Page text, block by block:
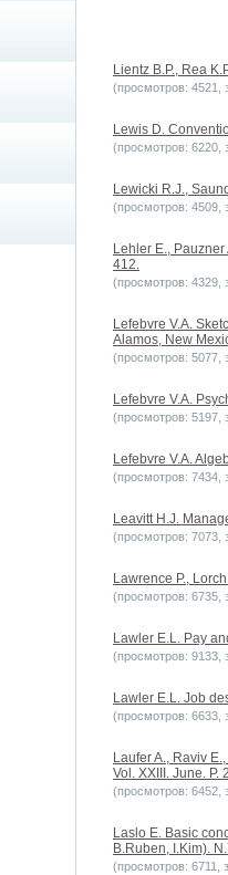
Lientz B.P., Rea
(просмотров: 4521,
Lewis D.
(просмотров: 6220,
Lewicki R.J.,
(просмотров: 4509,
Lehler E.,
412.
(просмотров: 4329,
Lefebvre V.A.
Alamos, New
(просмотров: 5077,
Lefebvre V.A.
(просмотров: 5197,
Lefebvre V.A.
(просмотров: 7434,
Leavitt H.J.
(просмотров: 7073,
Lawrence P.,
(просмотров: 6735,
Lawler E.L. Pay
(просмотров: 9133,
Lawler E.L. Job
(просмотров: 6633,
Laufer A., Raviv
Vol. XXIII. June. P.
(просмотров: 6452,
Laslo E. Basic
B.Ruben, I.Kim).
(просмотров: 6711,